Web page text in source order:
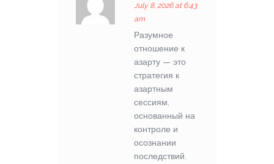
July 8, 2026 at 6:43
am
Разумное
отношение к
азарту — это
стратегия к
азартным
сессиям,
основанный на
контроле и
осознании
последствий.